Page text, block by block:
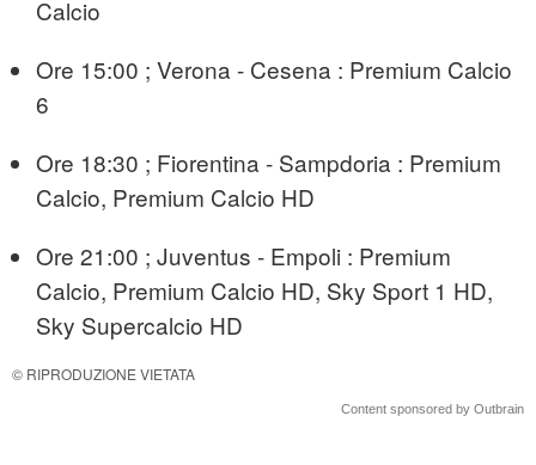
Calcio
Ore 15:00 ; Verona - Cesena : Premium Calcio
6
Ore 18:30 ; Fiorentina - Sampdoria : Premium
Calcio, Premium Calcio HD
Ore 21:00 ; Juventus - Empoli : Premium
Calcio, Premium Calcio HD, Sky Sport 1 HD,
Sky Supercalcio HD
© RIPRODUZIONE VIETATA
Content sponsored by Outbrain